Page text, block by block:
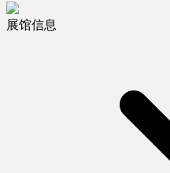
展馆信息